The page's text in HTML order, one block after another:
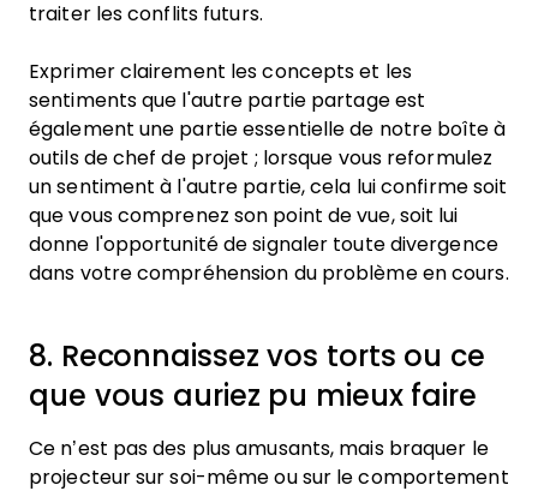
traiter les conflits futurs.
Exprimer clairement les concepts et les
sentiments que l'autre partie partage est
également une partie essentielle de notre boîte à
outils de chef de projet ; lorsque vous reformulez
un sentiment à l'autre partie, cela lui confirme soit
que vous comprenez son point de vue, soit lui
donne l'opportunité de signaler toute divergence
dans votre compréhension du problème en cours.
8. Reconnaissez vos torts ou ce
que vous auriez pu mieux faire
Ce n’est pas des plus amusants, mais braquer le
projecteur sur soi-même ou sur le comportement